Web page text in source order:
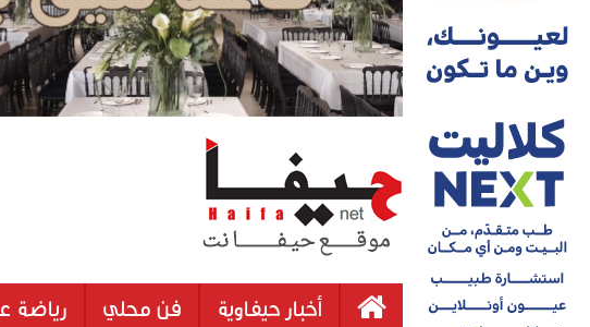
أخبار حيفاوية فن محلي رياضة